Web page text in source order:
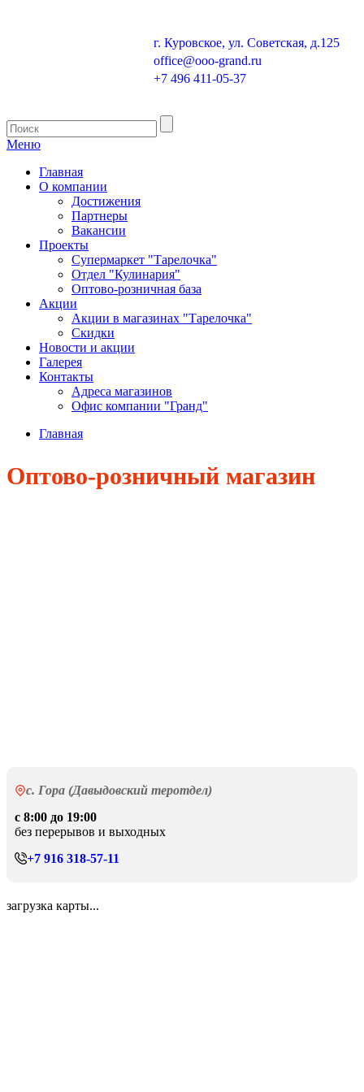
г. Куровское, ул. Советская, д.125
office@ooo-grand.ru
+7 496 411-05-37
Меню
Главная
О компании
Достижения
Партнеры
Вакансии
Проекты
Супермаркет "Тарелочка"
Отдел "Кулинария"
Оптово-розничная база
Акции
Акции в магазинах "Тарелочка"
Скидки
Новости и акции
Галерея
Контакты
Адреса магазинов
Офис компании "Гранд"
Главная
Оптово-розничный магазин
с. Гора (Давыдовский теротдел)
с 8:00 до 19:00
без перерывов и выходных
+7 916 318-57-11
загрузка карты...